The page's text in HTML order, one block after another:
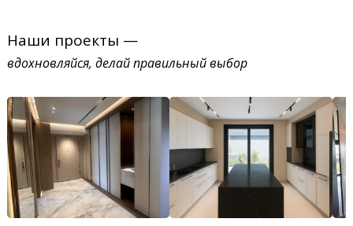
Наши проекты —
вдохновляйся, делай правильный выбор